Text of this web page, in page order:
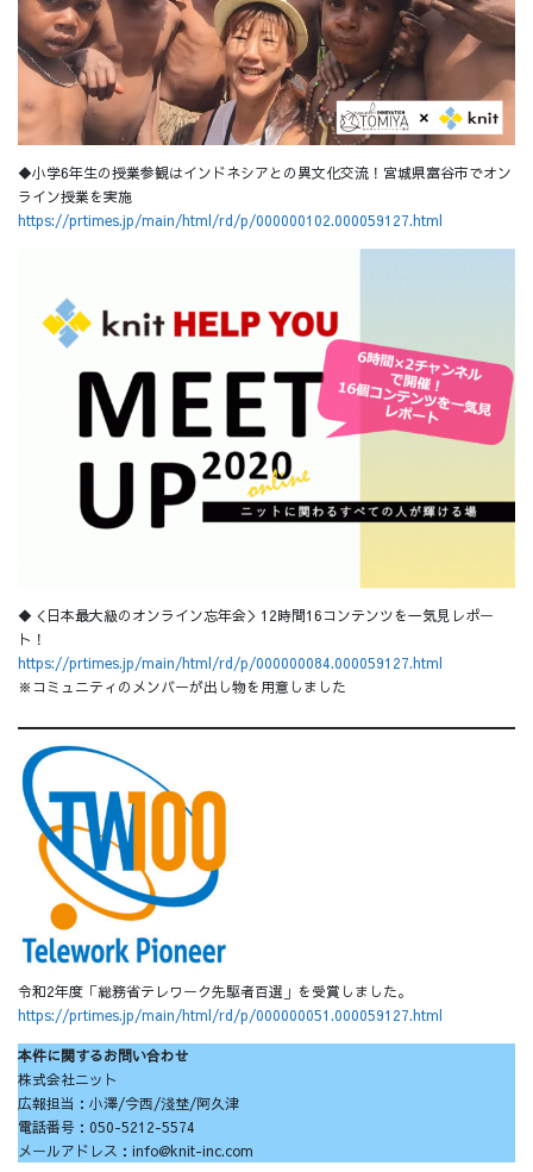
◆小学6年生の授業参観はインドネシアとの異文化交流！宮城県富谷市でオン
ライン授業を実施
https://prtimes.jp/main/html/rd/p/000000102.000059127.html
◆＜日本最大級のオンライン忘年会＞12時間16コンテンツを一気見レポー
ト！
https://prtimes.jp/main/html/rd/p/000000084.000059127.html
※コミュニティのメンバーが出し物を用意しました
令和2年度「総務省テレワーク先駆者百選」を受賞しました。
https://prtimes.jp/main/html/rd/p/000000051.000059127.html
本件に関するお問い合わせ
株式会社ニット
広報担当：小澤/今西/淺埜/阿久津
電話番号：050-5212-5574
メールアドレス：info@knit-inc.com